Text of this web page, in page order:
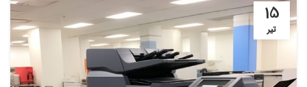
15
تیر